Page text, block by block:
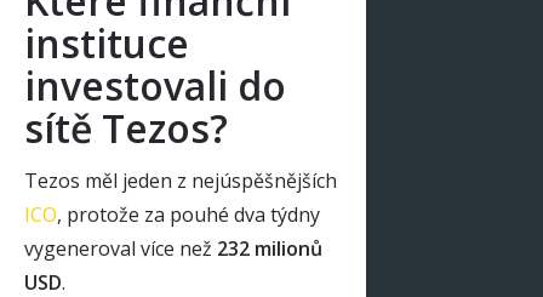
instituce
investovali do
sítě Tezos?
Tezos měl jeden z nejúspěšnějších
ICO, protože za pouhé dva týdny
vygeneroval více než 232 milionů
USD.